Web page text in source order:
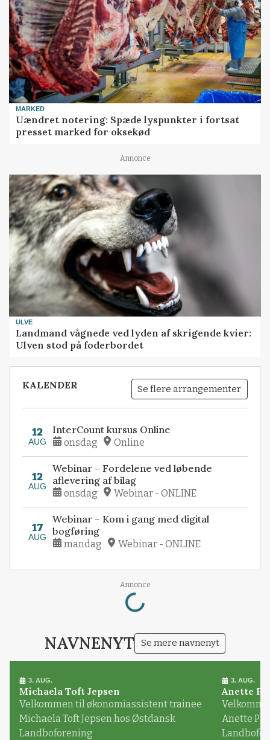
MARKED
Uændret notering: Spæde lyspunkter i fortsat
presset marked for oksekød
Annonce
ULVE
Landmand vågnede ved lyden af skrigende kvier:
Ulven stod på foderbordet
KALENDER Se flere arrangementer
12
AUG
InterCount kursus Online
onsdag Online
12
AUG
Webinar – Fordelene ved løbende
aflevering af bilag
onsdag Webinar - ONLINE
17
AUG
Webinar – Kom i gang med digital
bogføring
mandag Webinar - ONLINE
Annonce
Loading...
NAVNENYT Se mere navnenyt
3. AUG.
Michaela Toft Jepsen
Velkommen til økonomiassistent trainee
Michaela Toft Jepsen hos Østdansk
Landboforening
3. AUG.
Anette
Anette